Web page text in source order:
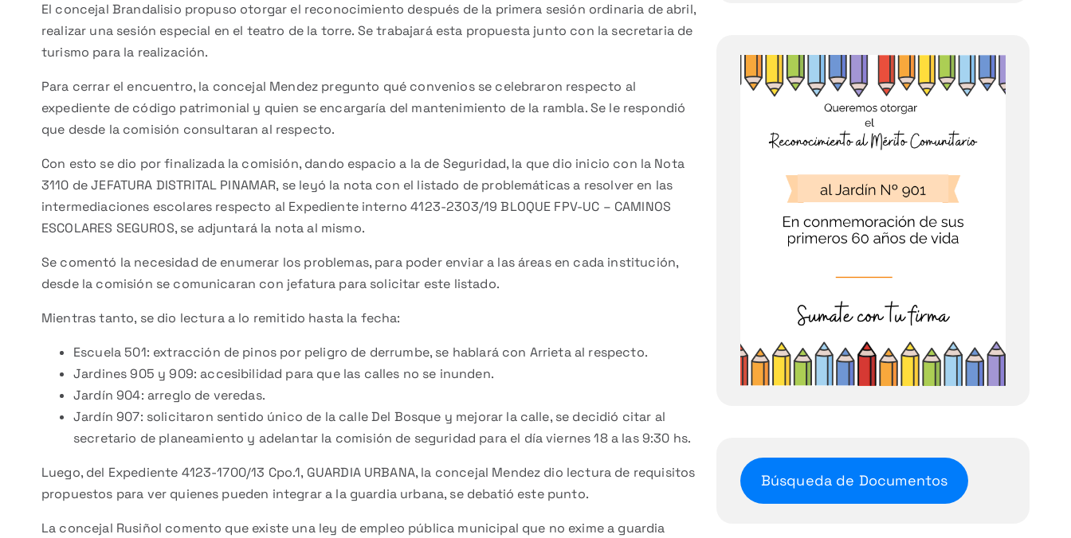
El concejal Brandalisio propuso otorgar el reconocimiento después de la primera sesión ordinaria de abril,
realizar una sesión especial en el teatro de la torre. Se trabajará esta propuesta junto con la secretaria de
turismo para la realización.
Para cerrar el encuentro, la concejal Mendez pregunto qué convenios se celebraron respecto al
expediente de código patrimonial y quien se encargaría del mantenimiento de la rambla. Se le respondió
que desde la comisión consultaran al respecto.
Con esto se dio por finalizada la comisión, dando espacio a la de Seguridad, la que dio inicio con la Nota
3110 de JEFATURA DISTRITAL PINAMAR, se leyó la nota con el listado de problemáticas a resolver en las
intermediaciones escolares respecto al Expediente interno 4123-2303/19 BLOQUE FPV-UC – CAMINOS
ESCOLARES SEGUROS, se adjuntará la nota al mismo.
Se comentó la necesidad de enumerar los problemas, para poder enviar a las áreas en cada institución,
desde la comisión se comunicaran con jefatura para solicitar este listado.
Mientras tanto, se dio lectura a lo remitido hasta la fecha:
Escuela 501: extracción de pinos por peligro de derrumbe, se hablará con Arrieta al respecto.
Jardines 905 y 909: accesibilidad para que las calles no se inunden.
Jardín 904: arreglo de veredas.
Jardín 907: solicitaron sentido único de la calle Del Bosque y mejorar la calle, se decidió citar al
secretario de planeamiento y adelantar la comisión de seguridad para el día viernes 18 a las 9:30 hs.
Luego, del Expediente 4123-1700/13 Cpo.1, GUARDIA URBANA, la concejal Mendez dio lectura de requisitos
propuestos para ver quienes pueden integrar a la guardia urbana, se debatió este punto.
La concejal Rusiñol comento que existe una ley de empleo pública municipal que no exime a guardia
Búsqueda de Documentos